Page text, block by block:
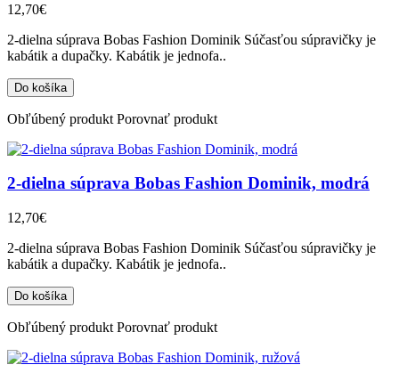
12,70€
2-dielna súprava Bobas Fashion Dominik Súčasťou súpravičky je
kabátik a dupačky. Kabátik je jednofa..
Obľúbený produkt Porovnať produkt
2-dielna súprava Bobas Fashion Dominik, modrá
12,70€
2-dielna súprava Bobas Fashion Dominik Súčasťou súpravičky je
kabátik a dupačky. Kabátik je jednofa..
Obľúbený produkt Porovnať produkt